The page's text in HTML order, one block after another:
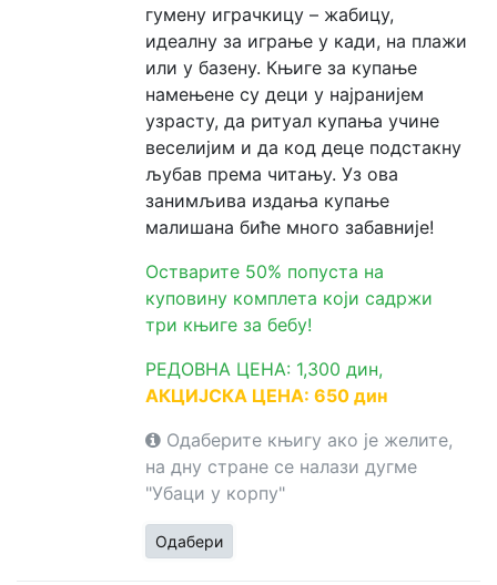
гумену играчкицу – жабицу,
идеалну за играње у кади, на плажи
или у базену. Књиге за купање
намењене су деци у најранијем
узрасту, да ритуал купања учине
веселијим и да код деце подстакну
љубав према читању. Уз ова
занимљива издања купање
малишана биће много забавније!
Остварите 50% попуста на
куповину комплета који садржи
три књиге за бебу!
РЕДОВНА ЦЕНА: 1,300 дин,
АКЦИЈСКА ЦЕНА: 650 дин
Одаберите књигу ако је желите,
на дну стране се налази дугме
"Убаци у корпу"
Одабери